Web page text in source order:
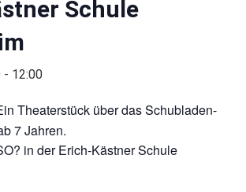
Schule
- 12:00
Theaterstück über das Schubladen-
7 Jahren.
in der Erich-Kästner Schule